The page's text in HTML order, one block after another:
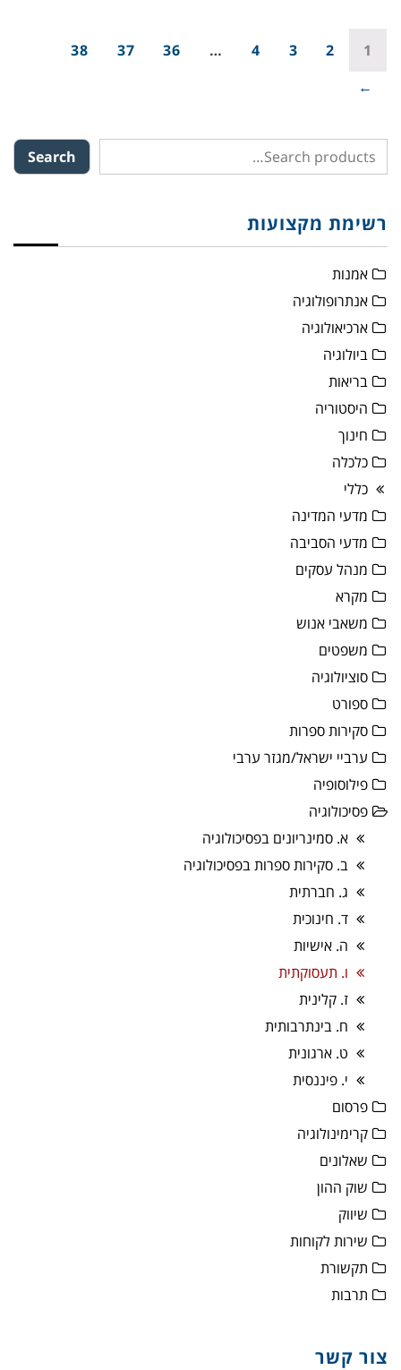
1
2
3
4
…
36
37
38
→
Search
רשימת מקצועות
אמנות
אנתרופולוגיה
ארכיאולוגיה
ביולוגיה
בריאות
היסטוריה
חינוך
כלכלה
כללי
מדעי המדינה
מדעי הסביבה
מנהל עסקים
מקרא
משאבי אנוש
משפטים
סוציולוגיה
ספורט
סקירות ספרות
ערביי ישראל/מגזר ערבי
פילוסופיה
פסיכולוגיה
א. סמינריונים בפסיכולוגיה
ב. סקירות ספרות בפסיכולוגיה
ג. חברתית
ד. חינוכית
ה. אישיות
ו. תעסוקתית
ז. קלינית
ח. בינתרבותית
ט. ארגונית
י. פיננסית
פרסום
קרימינולוגיה
שאלונים
שוק ההון
שיווק
שירות לקוחות
תקשורת
תרבות
צור קשר